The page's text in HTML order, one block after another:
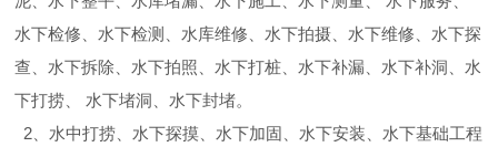
水下检修、水下检测、水库维修、水下拍摄、水下维修、水下探
查、水下拆除、水下拍照、水下打桩、水下补漏、水下补洞、水
下打捞、 水下堵洞、水下封堵。
2、水中打捞、水下探摸、水下加固、水下安装、水下基础工程